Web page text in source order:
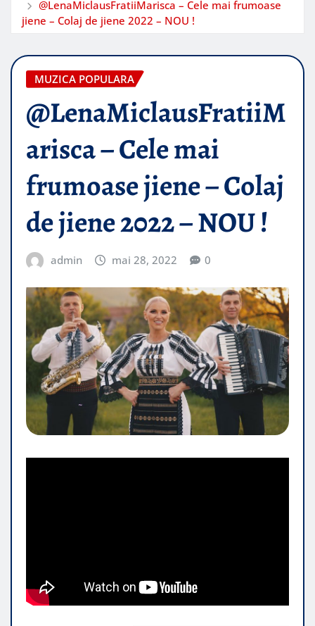
@LenaMiclausFratiiMarisca – Cele mai frumoase
jiene – Colaj de jiene 2022 – NOU !
MUZICA POPULARA
@LenaMiclausFratiiM
arisca – Cele mai
frumoase jiene – Colaj
de jiene 2022 – NOU !
admin mai 28, 2022 0